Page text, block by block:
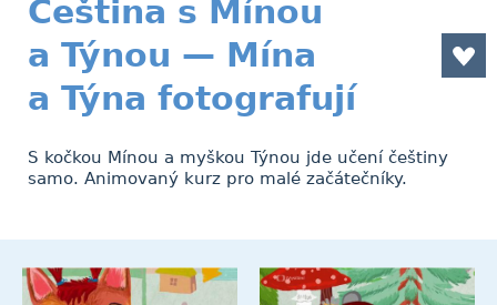
Čeština s Mínou
a Týnou — Mína
a Týna fotografují
S kočkou Mínou a myškou Týnou jde učení češtiny
samo. Animovaný kurz pro malé začátečníky.